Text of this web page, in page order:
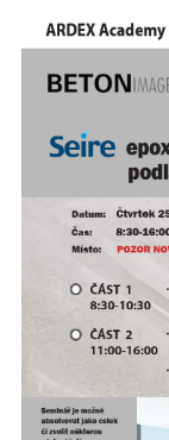
ProfiMag
Kontakt